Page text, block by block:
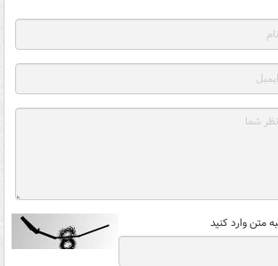
متن وارد کنید